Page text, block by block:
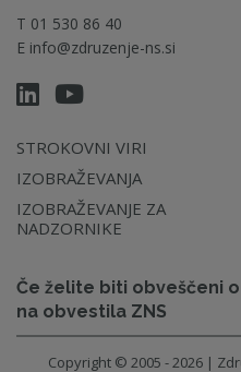
T 01 530 86 40
E info@zdruzenje-ns.si
STROKOVNI VIRI
IZOBRAŽEVANJA
IZOBRAŽEVANJE ZA
NADZORNIKE
Če želite biti obveščeni
na obvestila ZNS
Copyright © 2005 - 2026 |